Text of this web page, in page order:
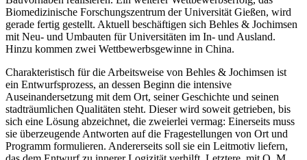
Biomedizinische Forschungszentrum der Universität Gießen, wird
gerade fertig gestellt. Aktuell beschäftigen sich Behles & Jochimsen
mit Neu- und Umbauten für Universitäten im In- und Ausland.
Hinzu kommen zwei Wettbewerbsgewinne in China.
Charakteristisch für die Arbeitsweise von Behles & Jochimsen ist
ein Entwurfsprozess, an dessen Beginn die intensive
Auseinandersetzung mit dem Ort, seiner Geschichte und seinen
stadträumlichen Qualitäten steht. Dieser wird soweit getrieben, bis
sich eine Lösung abzeichnet, die zweierlei vermag: Einerseits muss
sie überzeugende Antworten auf die Fragestellungen von Ort und
Programm formulieren. Andererseits soll sie ein Leitmotiv liefern,